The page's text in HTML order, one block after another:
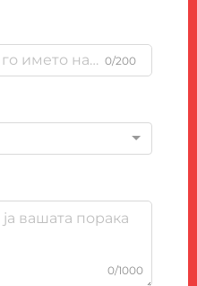
0/200
0/1000